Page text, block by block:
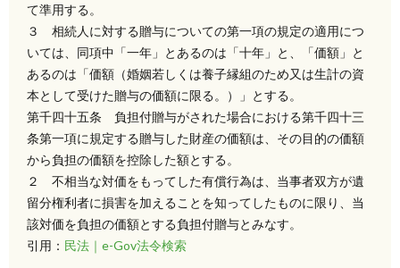
て準用する。
３ 相続人に対する贈与についての第一項の規定の適用につ
いては、同項中「一年」とあるのは「十年」と、「価額」と
あるのは「価額（婚姻若しくは養子縁組のため又は生計の資
本として受けた贈与の価額に限る。）」とする。
第千四十五条 負担付贈与がされた場合における第千四十三
条第一項に規定する贈与した財産の価額は、その目的の価額
から負担の価額を控除した額とする。
２ 不相当な対価をもってした有償行為は、当事者双方が遺
留分権利者に損害を加えることを知ってしたものに限り、当
該対価を負担の価額とする負担付贈与とみなす。
引用： 民法｜e-Gov法令検索